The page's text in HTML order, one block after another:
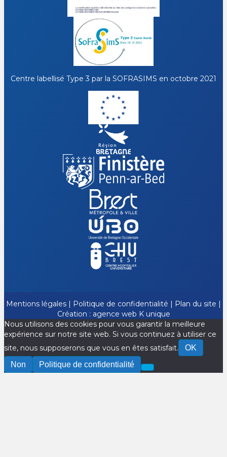
Centre labellisé Type 3 par la SOFRASIMS en octobre 2021
Mentions légales | Politique de confidentialité | Plan du site |
Création : agence web K unique
Nous utilisons des cookies pour vous garantir la meilleure
expérience sur notre site web. Si vous continuez à utiliser ce
site, nous supposerons que vous en êtes satisfait.
OK
Non
Politique de confidentialité